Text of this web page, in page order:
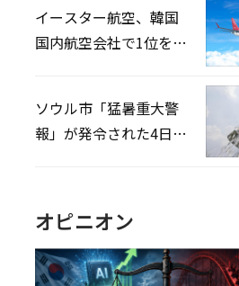
イースター航空、韓国
国内航空会社で1位を記
ソウル市「猛暑重大警
報」が発令された4日、
オピニオン